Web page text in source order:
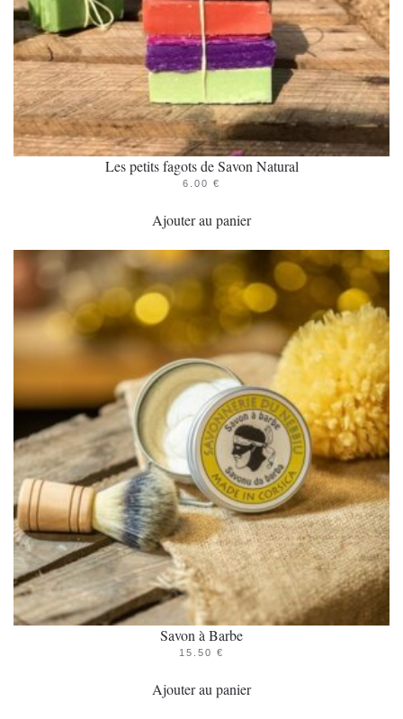
Les petits fagots de Savon Natural
6.00 €
Ajouter au panier
Savon à Barbe
15.50 €
Ajouter au panier